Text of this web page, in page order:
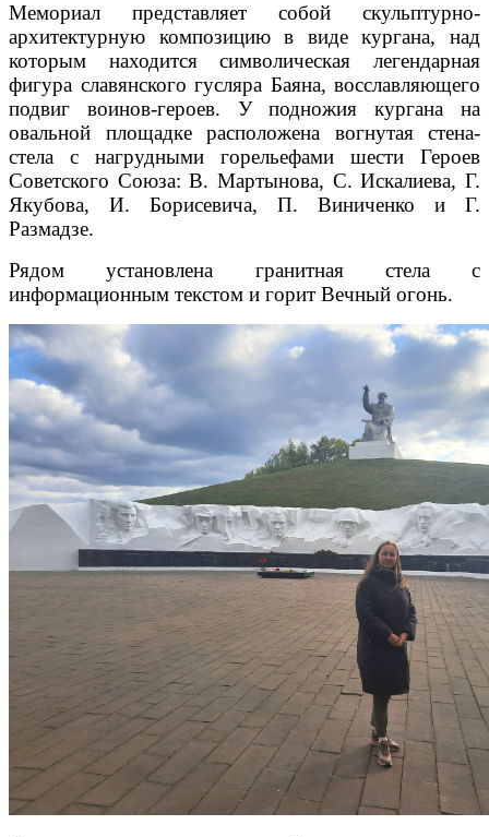
Мемориал представляет собой скульптурно-
архитектурную композицию в виде кургана, над
которым находится символическая легендарная
фигура славянского гусляра Баяна, восславляющего
подвиг воинов-героев. У подножия кургана на
овальной площадке расположена вогнутая стена-
стела с нагрудными горельефами шести Героев
Советского Союза: В. Мартынова, С. Искалиева, Г.
Якубова, И. Борисевича, П. Виниченко и Г.
Размадзе.
Рядом установлена гранитная стела с
информационным текстом и горит Вечный огонь.